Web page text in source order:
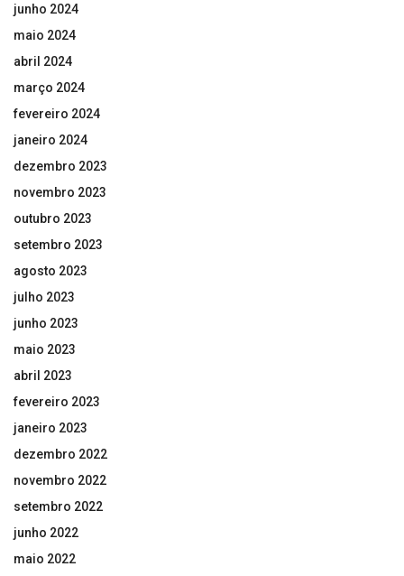
junho 2024
maio 2024
abril 2024
março 2024
fevereiro 2024
janeiro 2024
dezembro 2023
novembro 2023
outubro 2023
setembro 2023
agosto 2023
julho 2023
junho 2023
maio 2023
abril 2023
fevereiro 2023
janeiro 2023
dezembro 2022
novembro 2022
setembro 2022
junho 2022
maio 2022